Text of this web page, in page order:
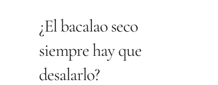
¿El bacalao seco
siempre hay que
desalarlo?